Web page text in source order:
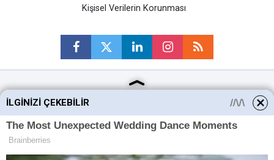
Kişisel Verilerin Korunması
Ankara Haberleri
Keçiören Haberleri
Altındağ Haberleri
İLGINIZI ÇEKEBILIR